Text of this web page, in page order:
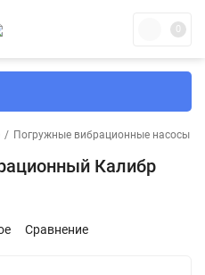
0
/ Погружные вибрационные насосы
Калибр
Сравнение